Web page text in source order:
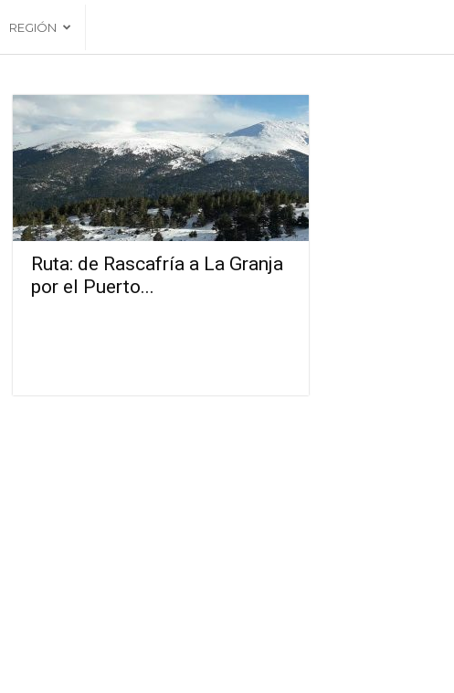
REGIÓN
Ruta: de Rascafría a La Granja
por el Puerto...